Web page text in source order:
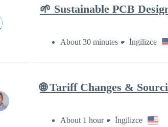
🌱 Sustainable PCB
About 30 minutes İngilizce
🌐 Tariff Changes &
About 1 hour İngilizce